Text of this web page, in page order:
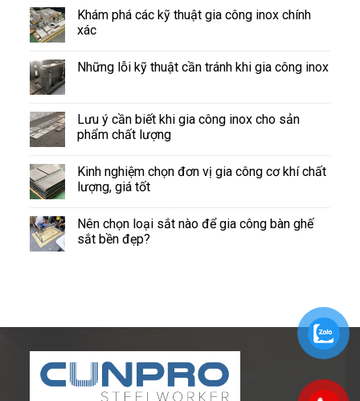
Khám phá các kỹ thuật gia công inox chính
xác
Những lỗi kỹ thuật cần tránh khi gia công inox
Lưu ý cần biết khi gia công inox cho sản
phẩm chất lượng
Kinh nghiệm chọn đơn vị gia công cơ khí chất
lượng, giá tốt
Nên chọn loại sắt nào để gia công bàn ghế
sắt bền đẹp?